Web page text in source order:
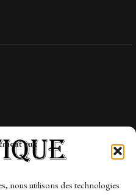
aux
nous utilisons des technologies